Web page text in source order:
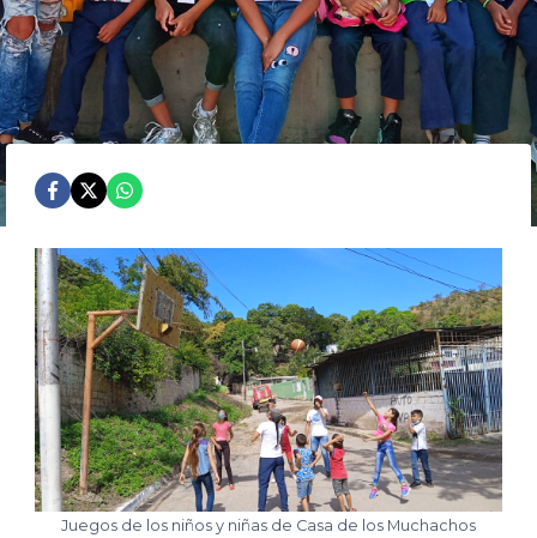
Juegos de los niños y niñas de Casa de los Muchachos